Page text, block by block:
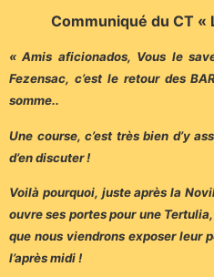
Communiqué du CT «
« Amis aficionados, Vous le
Fezensac, c’est le retour des
somme..
Une course, c’est très bien d’y
d’en discuter !
Voilà pourquoi, juste après la
ouvre ses portes pour une
que nous viendrons exposer leur
l’après midi !